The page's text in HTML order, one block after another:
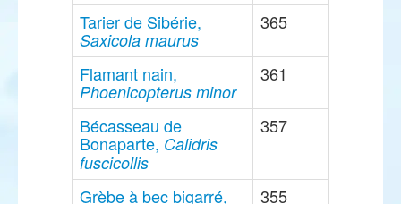
Tarier de Sibérie,
Saxicola maurus
365
Flamant nain,
Phoenicopterus minor
361
Bécasseau de
Bonaparte, Calidris
fuscicollis
357
Grèbe à bec bigarré, 355